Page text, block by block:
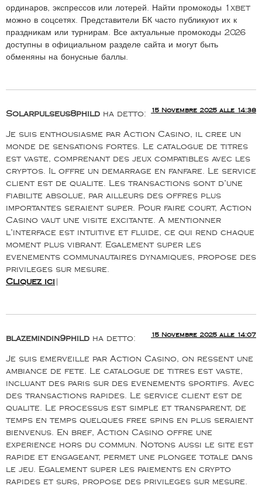
ординаров, экспрессов или лотерей. Найти промокоды 1xbet
можно в соцсетях. Представители БК часто публикуют их к
праздникам или турнирам. Все актуальные промокоды 2026
доступны в официальном разделе сайта и могут быть
обменяны на бонусные баллы.
Solarpulseus8phild ha detto: 15 Novembre 2025 alle 14:38
Je suis enthousiasme par Action Casino, il cree un
monde de sensations fortes. Le catalogue de titres
est vaste, comprenant des jeux compatibles avec les
cryptos. Il offre un demarrage en fanfare. Le service
client est de qualite. Les transactions sont d’une
fiabilite absolue, par ailleurs des offres plus
importantes seraient super. Pour faire court, Action
Casino vaut une visite excitante. A mentionner
l’interface est intuitive et fluide, ce qui rend chaque
moment plus vibrant. Egalement super les
evenements communautaires dynamiques, propose des
privileges sur mesure.
Cliquez ici
blazemindin9phild ha detto: 15 Novembre 2025 alle 14:07
Je suis emerveille par Action Casino, on ressent une
ambiance de fete. Le catalogue de titres est vaste,
incluant des paris sur des evenements sportifs. Avec
des transactions rapides. Le service client est de
qualite. Le processus est simple et transparent, de
temps en temps quelques free spins en plus seraient
bienvenus. En bref, Action Casino offre une
experience hors du commun. Notons aussi le site est
rapide et engageant, permet une plongee totale dans
le jeu. Egalement super les paiements en crypto
rapides et surs, propose des privileges sur mesure.